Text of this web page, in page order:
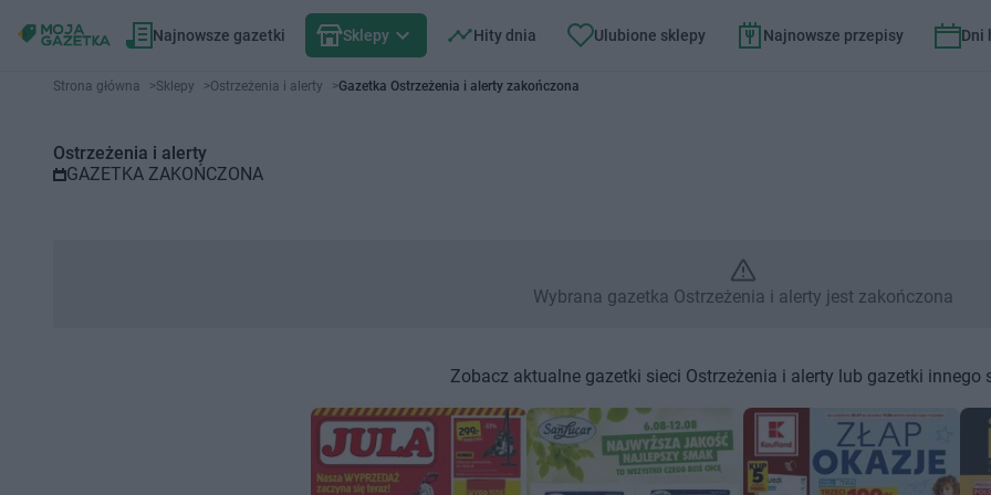
Najnowsze gazetki Sklepy Hity dnia Ulubione sklepy Najnowsze przepisy Dni
Gazetka promocyjna Ostrzeżenia i alerty – Wybrana gazetka
Strona główna >Sklepy >Ostrzeżenia i alerty >Gazetka Ostrzeżenia i alerty zakończona
Ostrzeżenia i alerty
GAZETKA ZAKOŃCZONA
Wybrana gazetka Ostrzeżenia i alerty jest zakończona
Zobacz aktualne gazetki sieci Ostrzeżenia i alerty lub gazetki innego